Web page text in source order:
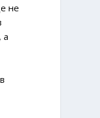
не
а